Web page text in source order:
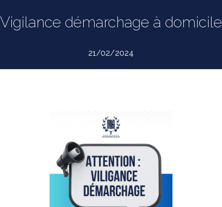
Vigilance démarchage à domicile
21/02/2024